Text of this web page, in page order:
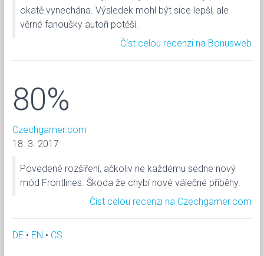
okatě vynechána. Výsledek mohl být sice lepší, ale
věrné fanoušky autoři potěší.
Číst celou recenzi na Bonusweb
80%
Czechgamer.com
18. 3. 2017
Povedené rozšíření, ačkoliv ne každému sedne nový
mód Frontlines. Škoda že chybí nové válečné příběhy.
Číst celou recenzi na Czechgamer.com
DE • EN • CS